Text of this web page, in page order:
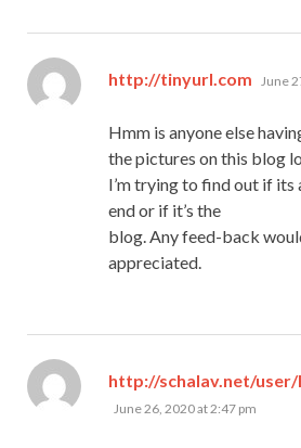
http://tinyurl.com says:
June
Hmm is anyone else
the pictures on this blog
I’m trying to find out if its
end or if it’s the
blog. Any feed-back
appreciated.
http://schalav.net/
says:
June 26, 2020 at 2:47 pm